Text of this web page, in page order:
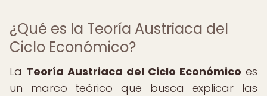
¿Qué es la Teoría Austriaca del
Ciclo Económico?
La Teoría Austriaca del Ciclo Económico es
un marco teórico que busca explicar las